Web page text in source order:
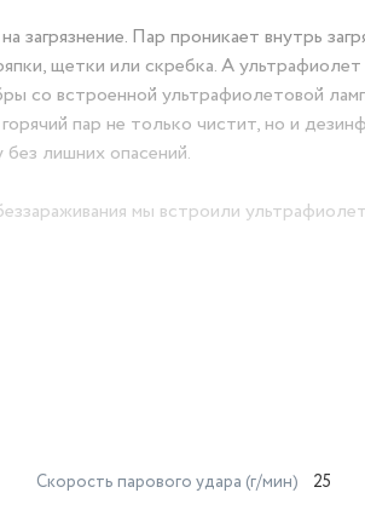
Пар проникает внутрь
щетки или скребка. А
со встроенной ультрафиолетовой
пар не только чистит, но и
лишних опасений.
мы встроили
можете управлять самостоятельно с
работы лампы необходимо
продумана нашими инженерами.
прочих поверхностей, таких как
предусмотрели удобную
Скорость парового удара (г/мин)
25